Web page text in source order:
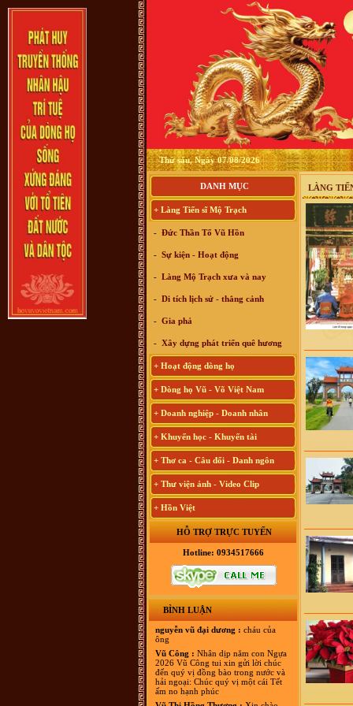
Thứ sáu, Ngày 07/08/2026
DANH MỤC
+ Làng Tiến sĩ Mộ Trạch
- Đức Thần Tổ Vũ Hồn
- Sự kiện - Hoạt động
- Làng Mộ Trạch xưa và nay
- Di tích lịch sử - thắng cảnh
- Gia phả
- Xây dựng phát triển quê hương
+ Hoạt động dòng họ
+ Dòng họ Vũ - Võ Việt Nam
+ Doanh nghiệp - Doanh nhân
+ Khuyến học - Khuyến tài
+ Thơ ca - Câu đối - Danh ngôn
+ Thư viện ảnh - Video Clip
+ Hồn Việt
HỖ TRỢ TRỰC TUYẾN
Hotline: 0934517666
BÌNH LUẬN
nguyễn vũ đại dương : cháu của
ông
Vũ Công : Nhân dịp năm con Ngựa
2026 Vũ Công tui xin gửi lời chúc
đến quý vị đồng bào trong nước và
hải ngoại: Chúc quý vị một cái Tết
ấm no hạnh phúc
LÀNG